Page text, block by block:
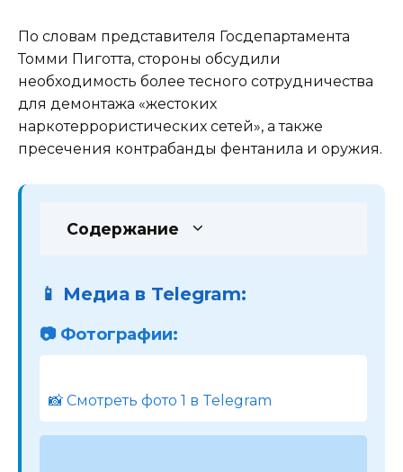
По словам представителя Госдепартамента
Томми Пиготта, стороны обсудили
необходимость более тесного сотрудничества
для демонтажа «жестоких
наркотеррористических сетей», а также
пресечения контрабанды фентанила и оружия.
Содержание
📱 Медиа в Telegram:
📷 Фотографии:
📸 Смотреть фото 1 в Telegram